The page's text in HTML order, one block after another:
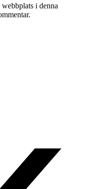
i denna